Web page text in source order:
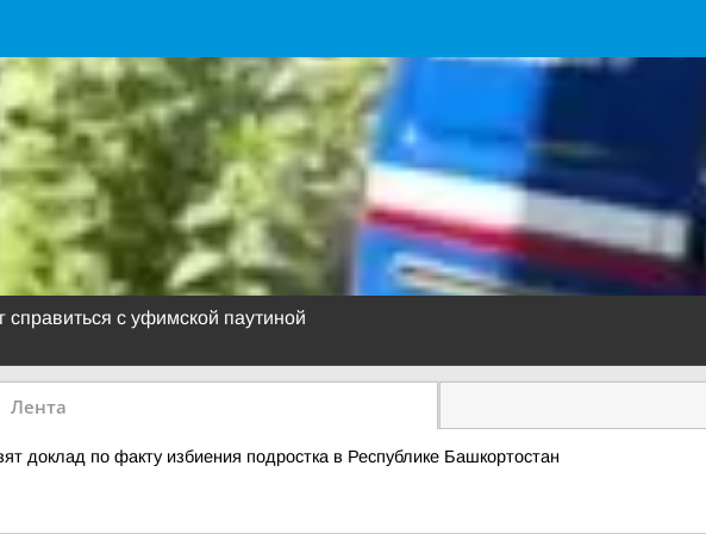
с уфимской паутиной
Лента
доклад по факту избиения подростка в Республике Башкортостан